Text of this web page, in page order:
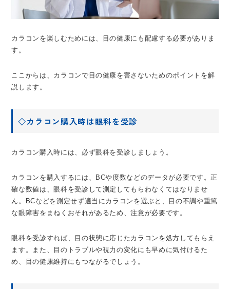
カラコンを楽しむためには、目の健康にも配慮する必要がありま
す。
ここからは、カラコンで目の健康を害さないためのポイントを解
説します。
◇カラコン購入時は眼科を受診
カラコン購入時には、必ず眼科を受診しましょう。
カラコンを購入するには、BCや度数などのデータが必要です。正
確な数値は、眼科を受診して測定してもらわなくてはなりませ
ん。BCなどを測定せず適当にカラコンを選ぶと、目の不調や重篤
な眼障害をまねくおそれがあるため、注意が必要です。
眼科を受診すれば、目の状態に応じたカラコンを処方してもらえ
ます。また、目のトラブルや視力の変化にも早めに気付けるた
め、目の健康維持にもつながるでしょう。